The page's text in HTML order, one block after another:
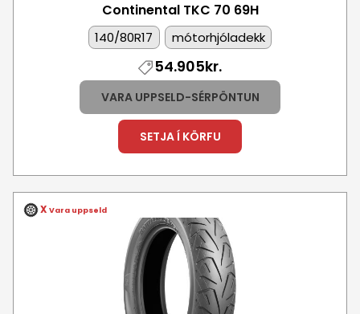
Continental TKC 70 69H
140/80R17 mótorhjóladekk
54.905kr.
VARA UPPSELD-SÉRPÖNTUN
SETJA Í KÖRFU
X Vara uppseld